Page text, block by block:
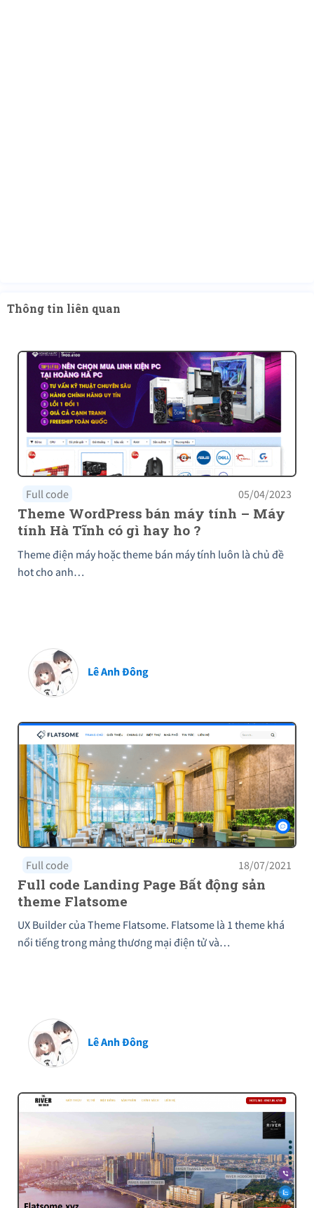
Thông tin liên quan
Full code 05/04/2023
Theme WordPress bán máy tính – Máy
tính Hà Tĩnh có gì hay ho ?
Theme điện máy hoặc theme bán máy tính luôn là chủ đề
hot cho anh…
Lê Anh Đông
Full code 18/07/2021
Full code Landing Page Bất động sản
theme Flatsome
UX Builder của Theme Flatsome. Flatsome là 1 theme khá
nổi tiếng trong mảng thương mại điện tử và…
Lê Anh Đông